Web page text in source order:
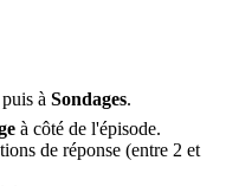
à Sondages.
à côté de l'épisode.
de réponse (entre 2 et